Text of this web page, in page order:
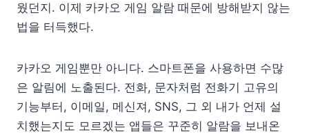
웠던지. 이제 카카오 게임 알람 때문에 방해받지 않는
법을 터득했다.
카카오 게임뿐만 아니다. 스마트폰을 사용하면 수많
은 알림에 노출된다. 전화, 문자처럼 전화기 고유의
기능부터, 이메일, 메신져, SNS, 그 외 내가 언제 설
치했는지도 모르겠는 앱들은 꾸준히 알람을 보내온